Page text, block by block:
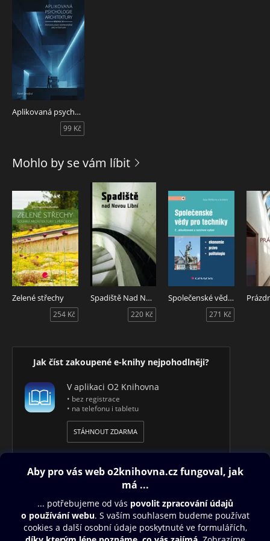
· inovativní metodiky včetně hry „Najdi si svého architekta“
· koncept psychologického auditu architektonického ateliéru
Aplikovaná psychologie architektury - Kniha IV.
99 Kč
Mohlo by se vám líbit
Zelené střechy
254 Kč
Spadiště Nad Novou Libní
220 Kč
Společenské vědy pro techniky
271 Kč
Jak číst zakoupené e-knihy nejpohodlněji?
V aplikaci O2 Knihovna
• bez registrace
• na telefonu i tabletu
STÁHNOUT ZDARMA
Obsah ke stažení
Moje O2 Knihovna